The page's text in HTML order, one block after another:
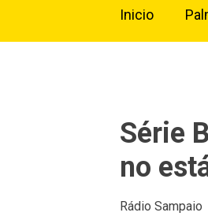
Inicio
Série
no
Rádio Sampaio